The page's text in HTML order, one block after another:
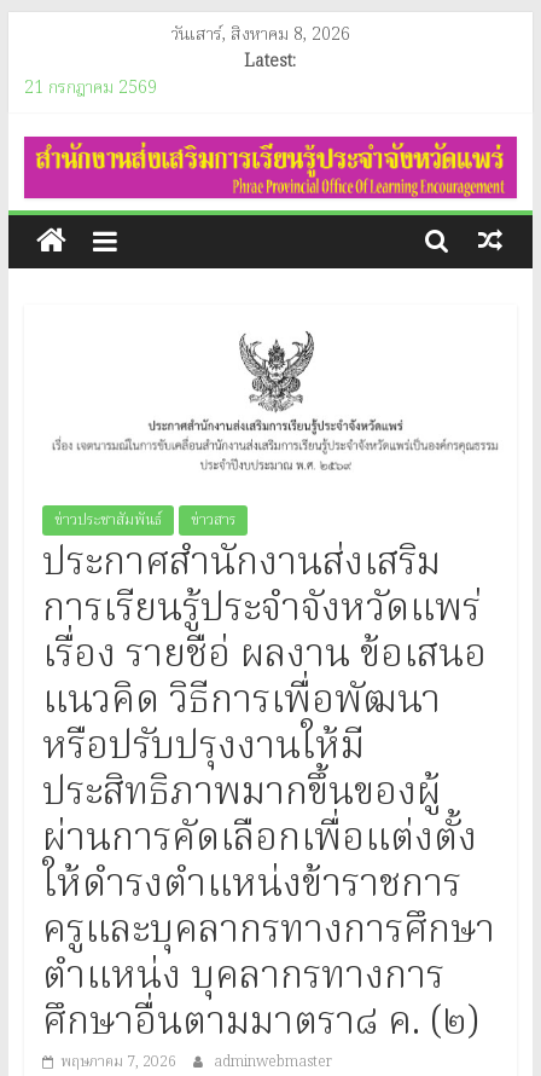
content
วันเสาร์, สิงหาคม 8, 2026
Latest:
21 กรกฎาคม 2569
อินโฟกราฟิกประชาสัมพันธ์ของสำนักงานคณะกรรมการคุ้มครองผู้บริโภค
(ประจำเดือนสิงหาคม 2569)
ประกาศสำนักงานส่งเสริมการเรียนรู้ประจำจังหวัดแพร่ เรื่อง ประกาศผู้
ชนะการจัดซื้อจัดจ้างหรือผู้ที่ได้รับการคัดเลือกและสารสำคัญของสัญญา
หรือข้อตกลงเป็นหนังสือประจำไตรมาสที่ 3 (เดื่อน เมษายน ถึง เดือน
มิถุนายน 2569)
การสำนักงานส่งเสริมการเรียนรู้ประจำจังหวัดแพร่ และนางสาวรติรัตน์ อิน
ต์ธะวิชัย รองผู้อำนวยการสำนักงานส่งเสริมการเรียนรู้ประจำจังหวัดแพร่
ร่วมเป็นประธานกรรมการการพิจารณาประกวดแข่งขันแนวปฏิบัติที่ดี การ
ดำเนินโครงการทุนการศึกษาเด็กสภาวะยากลำบาก ในเขตพื้นที่สูงภาคเหนือ
ประจำปีงบประมาณ พ.ศ.2569 ระดับจังหวัด ณ ห้องประชุมชั้น 2
สำนักงานส่งเสริมการเรียนรู้ประจำจังหวัดแพร่
สำนักงาน
ส่ง
เสริม
เรียน
รู้
ประจำ
จังหวัด
แพร่
Provincial
Office
Learning
Encouragement
ข่าวประชาสัมพันธ์ ข่าวสาร
ประกาศสำนักงานส่งเสริม
การเรียนรู้ประจำจังหวัดแพร่
เรื่อง รายชือ่ ผลงาน ข้อเสนอ
แนวคิด วิธีการเพื่อพัฒนา
หรือปรับปรุงงานให้มี
ประสิทธิภาพมากขึ้นของผู้
ผ่านการคัดเลือกเพื่อแต่งตั้ง
ให้ดำรงตำแหน่งข้าราชการ
ครูและบุคลากรทางการศึกษา
ตำแหน่ง บุคลากรทางการ
ศึกษาอื่นตามมาตรา๘ ค. (๒)
พฤษภาคม 7, 2026 adminwebmaster